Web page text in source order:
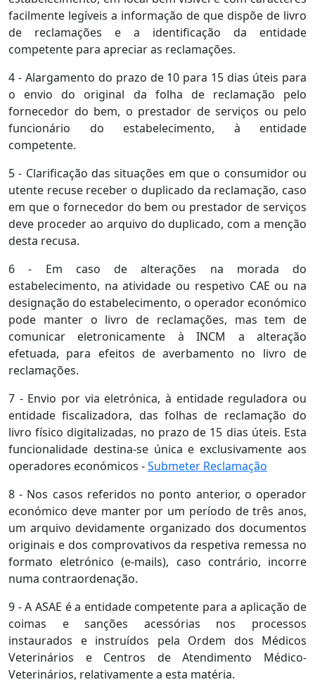
facilmente legíveis a informação de que dispõe de livro
de reclamações e a identificação da entidade
competente para apreciar as reclamações.
4 - Alargamento do prazo de 10 para 15 dias úteis para
o envio do original da folha de reclamação pelo
fornecedor do bem, o prestador de serviços ou pelo
funcionário do estabelecimento, à entidade
competente.
5 - Clarificação das situações em que o consumidor ou
utente recuse receber o duplicado da reclamação, caso
em que o fornecedor do bem ou prestador de serviços
deve proceder ao arquivo do duplicado, com a menção
desta recusa.
6 - Em caso de alterações na morada do
estabelecimento, na atividade ou respetivo CAE ou na
designação do estabelecimento, o operador económico
pode manter o livro de reclamações, mas tem de
comunicar eletronicamente à INCM a alteração
efetuada, para efeitos de averbamento no livro de
reclamações.
7 - Envio por via eletrónica, à entidade reguladora ou
entidade fiscalizadora, das folhas de reclamação do
livro físico digitalizadas, no prazo de 15 dias úteis. Esta
funcionalidade destina-se única e exclusivamente aos
operadores económicos -Submeter Reclamação
8 - Nos casos referidos no ponto anterior, o operador
económico deve manter por um período de três anos,
um arquivo devidamente organizado dos documentos
originais e dos comprovativos da respetiva remessa no
formato eletrónico (e-mails), caso contrário, incorre
numa contraordenação.
9 - A ASAE é a entidade competente para a aplicação de
coimas e sanções acessórias nos processos
instaurados e instruídos pela Ordem dos Médicos
Veterinários e Centros de Atendimento Médico-
Veterinários, relativamente a esta matéria.